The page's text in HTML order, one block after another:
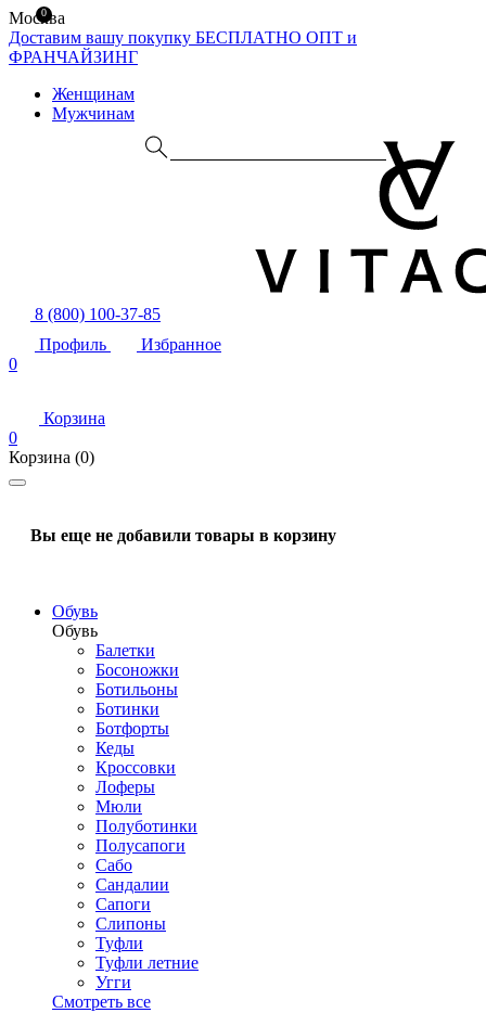
Москва
Доставим вашу покупку БЕСПЛАТНО ОПТ и
ФРАНЧАЙЗИНГ
Женщинам
Мужчинам
8 (800) 100-37-85
Профиль
Избранное
0
Корзина
0
Корзина (0)
Вы еще не добавили товары в корзину
Обувь
Обувь
Балетки
Босоножки
Ботильоны
Ботинки
Ботфорты
Кеды
Кроссовки
Лоферы
Мюли
Полуботинки
Полусапоги
Сабо
Сандалии
Сапоги
Слипоны
Туфли
Туфли летние
Угги
Смотреть все
0